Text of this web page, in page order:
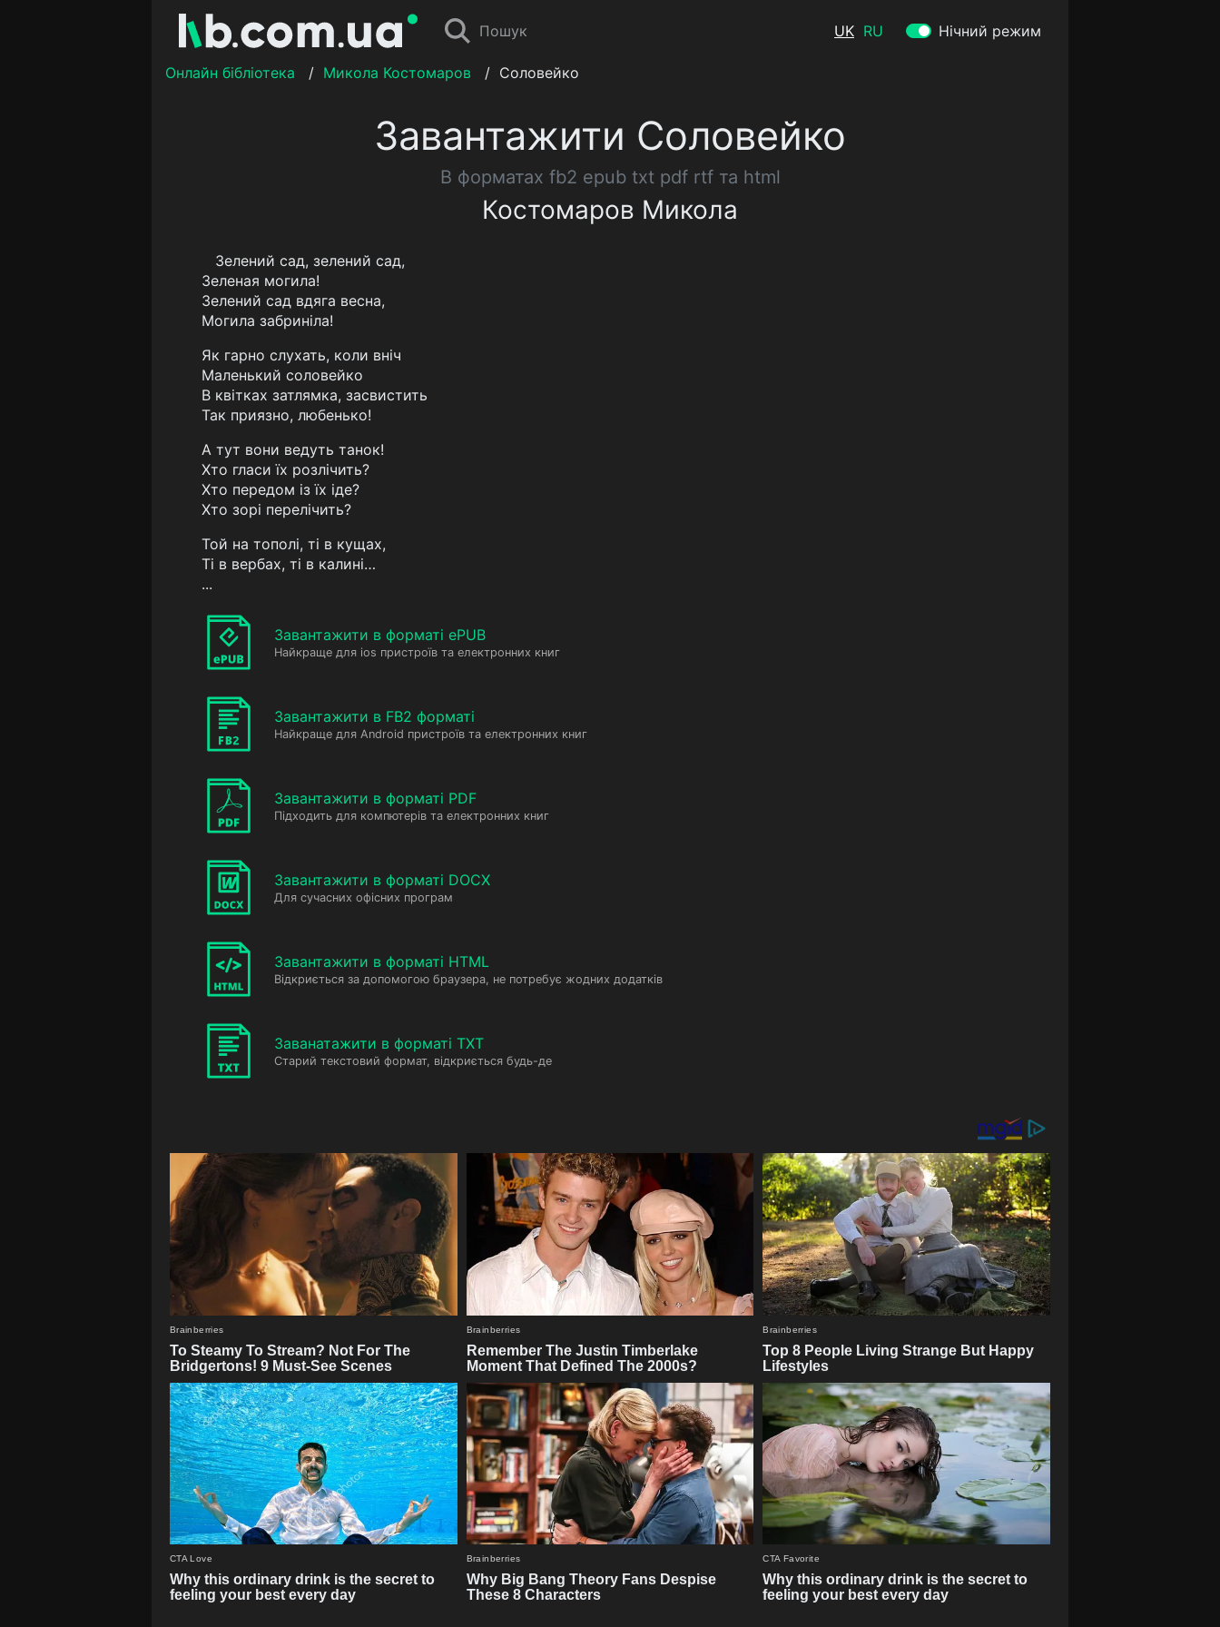
Пошук UK RU Нічний режим
Онлайн бібліотека / Микола Костомаров / Соловейко
Завантажити Соловейко
В форматах fb2 epub txt pdf rtf та html
Костомаров Микола
Зелений сад, зелений сад,
Зеленая могила!
Зелений сад вдяга весна,
Могила забриніла!
Як гарно слухать, коли вніч
Маленький соловейко
В квітках затлямка, засвистить
Так приязно, любенько!
А тут вони ведуть танок!
Хто гласи їх розлічить?
Хто передом із їх іде?
Хто зорі перелічить?
Той на тополі, ті в кущах,
Ті в вербах, ті в калині…
...
Завантажити в форматі ePUB
Найкраще для ios пристроїв та електронних книг
Завантажити в FB2 форматі
Найкраще для Android пристроїв та електронних книг
Завантажити в форматі PDF
Підходить для компютерів та електронних книг
Завантажити в форматі DOCX
Для сучасних офісних програм
Завантажити в форматі HTML
Відкриється за допомогою браузера, не потребує жодних додатків
Заванатажити в форматі TXT
Старий текстовий формат, відкриється будь-де